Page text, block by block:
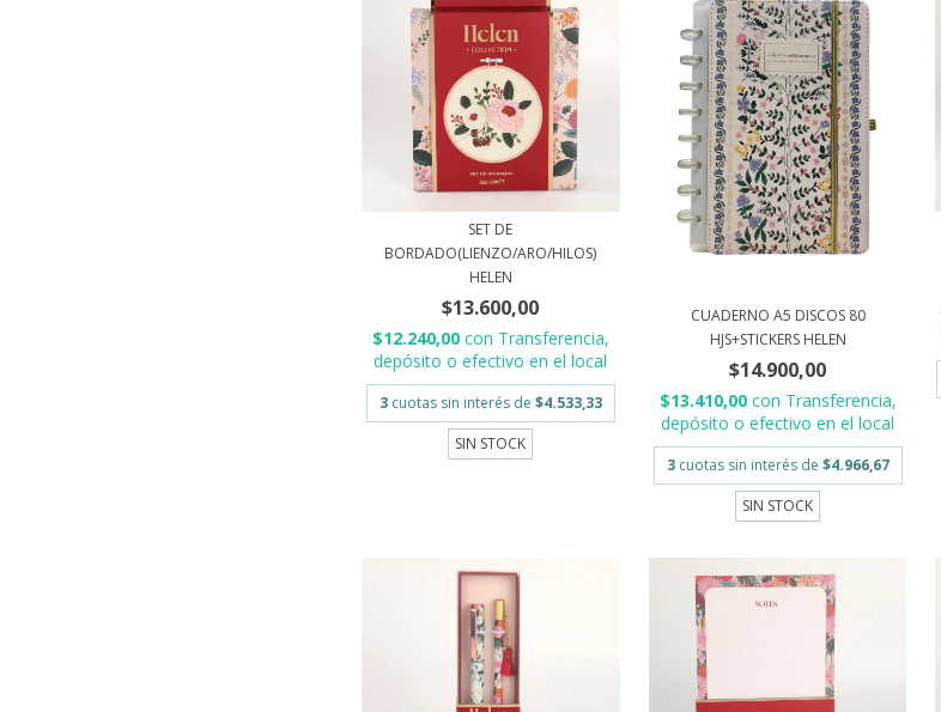
SET DE
BORDADO(LIENZO/ARO/HILOS)
HELEN
$13.600,00
$12.240,00 con Transferencia,
depósito o efectivo en el local
3 cuotas sin interés de $4.533,33
SIN STOCK
CUADERNO A5 DISCOS 80
HJS+STICKERS HELEN
$14.900,00
$13.410,00 con Transferencia,
depósito o efectivo en el local
3 cuotas sin interés de $4.966,67
SIN STOCK